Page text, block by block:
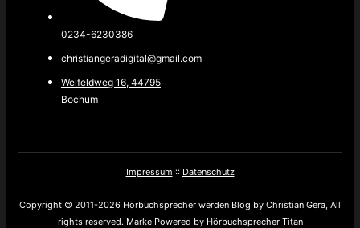
0234-6230386
christiangeradigital@gmail.com
Weifeldweg 16, 44795
Bochum
Impressum :: Datenschutz
Copyright © 2011-2026 Hörbuchsprecher werden Blog by Christian Gera, All
rights reserved. Marke Powered by Hörbuchsprecher Titan